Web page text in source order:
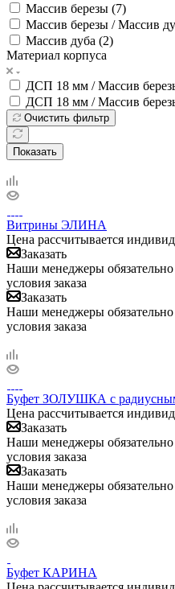
Массив березы (7)
Массив березы / Массив
Массив дуба (2)
Материал корпуса
ДСП 18 мм / Массив
ДСП 18 мм / Массив
Очистить фильтр
Показать
Витрины ЭЛИНА
Цена рассчитывается
Заказать
Наши менеджеры
условия заказа
Заказать
Наши менеджеры
условия заказа
Буфет ЗОЛУШКА с
Цена рассчитывается
Заказать
Наши менеджеры
условия заказа
Заказать
Наши менеджеры
условия заказа
Буфет КАРИНА